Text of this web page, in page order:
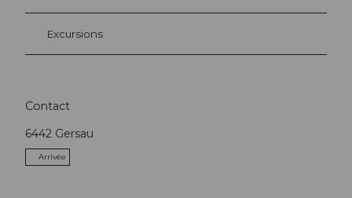
Excursions
Contact
6442 Gersau
Arrivée